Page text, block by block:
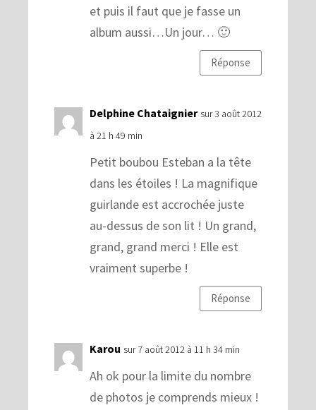
et puis il faut que je fasse un
album aussi…Un jour… 🙂
Réponse
Delphine Chataignier sur 3 août 2012
à 21 h 49 min
Petit boubou Esteban a la tête
dans les étoiles ! La magnifique
guirlande est accrochée juste
au-dessus de son lit ! Un grand,
grand, grand merci ! Elle est
vraiment superbe !
Réponse
Karou sur 7 août 2012 à 11 h 34 min
Ah ok pour la limite du nombre
de photos je comprends mieux !